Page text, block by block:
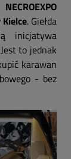
. Giełda
inicjatywa
to jednak
karawan
- bez